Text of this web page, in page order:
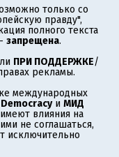
только со
правду",
полного текста
запрещена.
ПРИ ПОДДЕРЖКЕ/
рекламы.
международных
и МИД
влияния на
не соглашаться,
исключительно